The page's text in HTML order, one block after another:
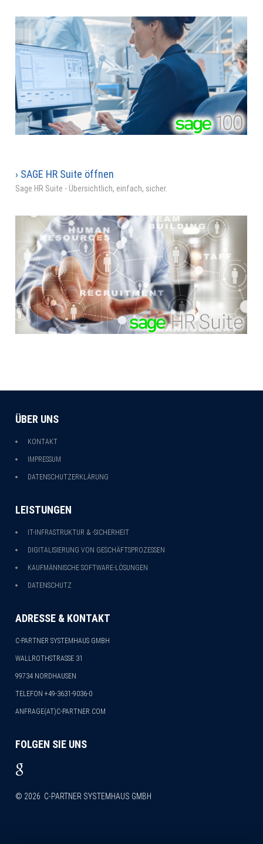
› SAGE HR Suite öffnen
Sage HR Suite - Übersichtlich, einfach, sicher.
ÜBER UNS
KONTAKT
IMPRESSUM
DATENSCHUTZERKLÄRUNG
LEISTUNGEN
IT-INFRASTRUKTUR & -SICHERHEIT
DIGITALISIERUNG VON GESCHÄFTSPROZESSEN
KAUFMÄNNISCHE SOFTWARE-LÖSUNGEN
DATENSCHUTZ
ADRESSE & KONTAKT
C-PARTNER SYSTEMHAUS GMBH
WALLROTHSTRASSE 31
99734 NORDHAUSEN
TELEFON+49-3631-9036-0
ANFRAGE(AT)C-PARTNER.COM
FOLGEN SIE UNS
© 2026 C-PARTNER SYSTEMHAUS GMBH